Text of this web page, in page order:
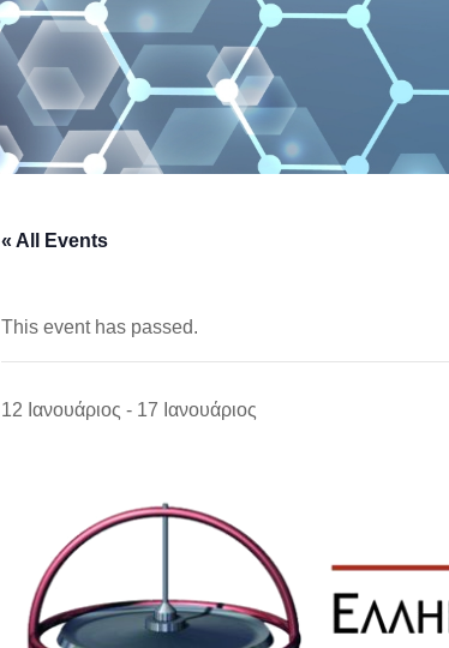
« All Events
This event has passed.
12 Ιανουάριος - 17 Ιανουάριος